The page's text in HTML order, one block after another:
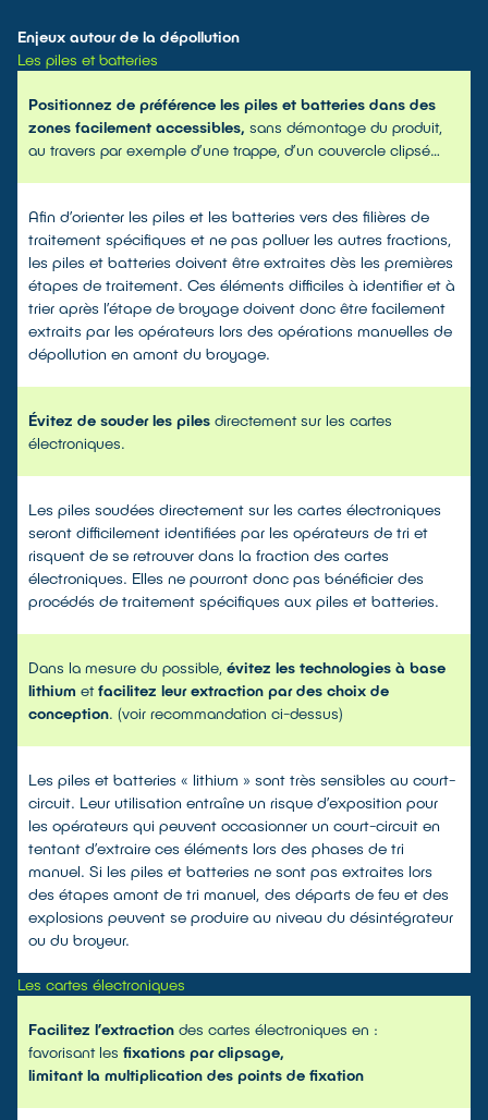
Enjeux autour de la dépollution
Les piles et batteries
Positionnez de préférence les piles et batteries dans des
zones facilement accessibles, sans démontage du produit,
au travers par exemple d’une trappe, d’un couvercle clipsé…
Afin d’orienter les piles et les batteries vers des filières de
traitement spécifiques et ne pas polluer les autres fractions,
les piles et batteries doivent être extraites dès les premières
étapes de traitement. Ces éléments difficiles à identifier et à
trier après l’étape de broyage doivent donc être facilement
extraits par les opérateurs lors des opérations manuelles de
dépollution en amont du broyage.
Évitez de souder les piles directement sur les cartes
électroniques.
Les piles soudées directement sur les cartes électroniques
seront difficilement identifiées par les opérateurs de tri et
risquent de se retrouver dans la fraction des cartes
électroniques. Elles ne pourront donc pas bénéficier des
procédés de traitement spécifiques aux piles et batteries.
Dans la mesure du possible, évitez les technologies à base
lithium etfacilitez leur extraction par des choix de
conception. (voir recommandation ci-dessus)
Les piles et batteries « lithium » sont très sensibles au court-
circuit. Leur utilisation entraîne un risque d’exposition pour
les opérateurs qui peuvent occasionner un court-circuit en
tentant d’extraire ces éléments lors des phases de tri
manuel. Si les piles et batteries ne sont pas extraites lors
des étapes amont de tri manuel, des départs de feu et des
explosions peuvent se produire au niveau du désintégrateur
ou du broyeur.
Les cartes électroniques
Facilitez l’extraction des cartes électroniques en :
favorisant les fixations par clipsage,
limitant la multiplication des points de fixation